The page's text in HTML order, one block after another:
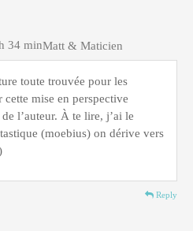
Matt & Maticien
34 min
toute trouvée pour les
mise en perspective
l’auteur. À te lire, j’ai le
(moebius) on dérive vers
Reply